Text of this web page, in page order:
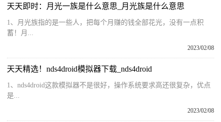
天天即时：月光一族是什么意思_月光族是什么意思
1、月光族指的是一些人，把每个月赚的钱全部花光，没有一点积
蓄！月...
2023/02/08
天天精选！nds4droid模拟器下载_nds4droid
1、nds4droid这款模拟器不是很好，操作系统要求高还很复杂，优点
是...
2023/02/08